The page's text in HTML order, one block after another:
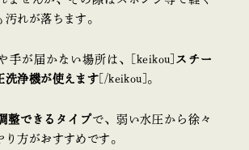
汚れが落ちます。
手が届かない場所は、[keikou] スチー
洗浄機が使えます [/keikou]。
整できるタイプで、弱い水圧から徐々
り方がおすすめです。